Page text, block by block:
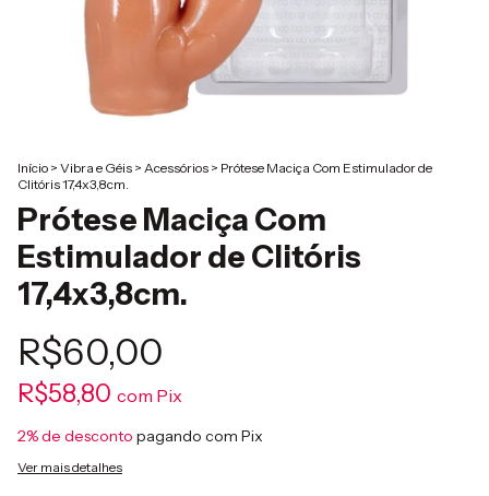
Início > Vibra e Géis > Acessórios > Prótese Maciça Com Estimulador de
Clitóris 17,4x3,8cm.
Prótese Maciça Com
Estimulador de Clitóris
17,4x3,8cm.
R$60,00
R$58,80 com Pix
2% de desconto pagando com Pix
Ver mais detalhes